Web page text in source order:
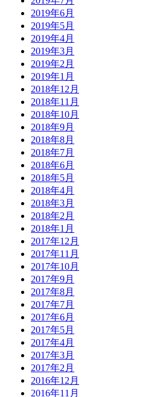
2019年6月
2019年5月
2019年4月
2019年3月
2019年2月
2019年1月
2018年12月
2018年11月
2018年10月
2018年9月
2018年8月
2018年7月
2018年6月
2018年5月
2018年4月
2018年3月
2018年2月
2018年1月
2017年12月
2017年11月
2017年10月
2017年9月
2017年8月
2017年7月
2017年6月
2017年5月
2017年4月
2017年3月
2017年2月
2016年12月
2016年11月